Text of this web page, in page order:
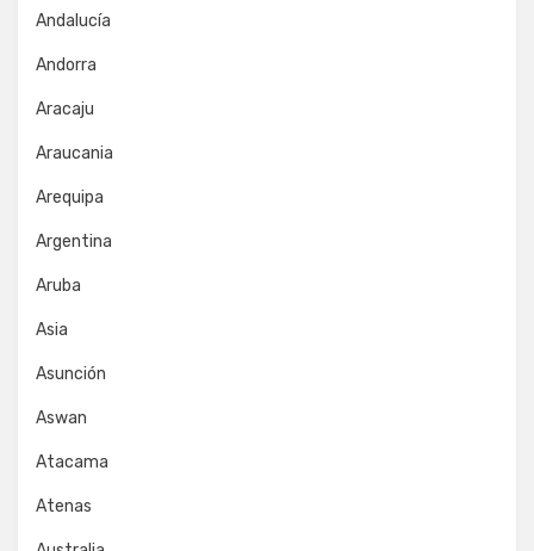
Andalucía
Andorra
Aracaju
Araucania
Arequipa
Argentina
Aruba
Asia
Asunción
Aswan
Atacama
Atenas